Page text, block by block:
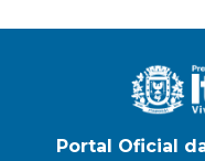
Portal Oficial